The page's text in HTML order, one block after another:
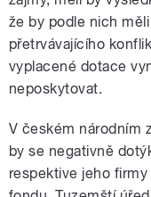
že by podle nich
přetrvávajícího
vyplacené dotace
neposkytovat.
V českém národním
by se negativně
respektive jeho